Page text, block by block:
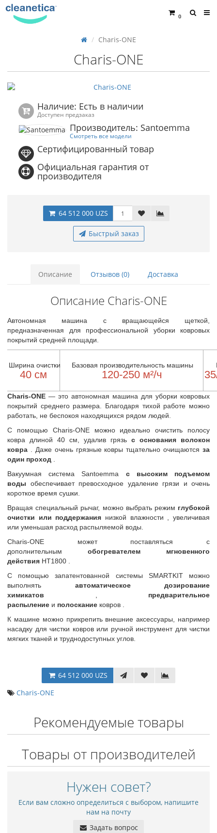
0
Charis-ONE
Charis-ONE
Наличие: Есть в наличии
Доступен предзаказ
Производитель: Santoemma
Смотреть все модели
Сертифицированный товар
Официальная гарантия от
производителя
64 512 000 UZS
Быстрый заказ
Описание Отзывов (0) Доставка
Описание Charis-ONE
Автономная машина с вращающейся щеткой,
предназначенная для профессиональной уборки ковровых
покрытий средней площади.
Ширина очистки
40 см
Базовая производительность машины
120-250 м²/ч
Charis-ONE — это автономная машина для уборки ковровых
покрытий среднего размера. Благодаря тихой работе можно
работать, не беспокоя находящихся рядом людей.
С помощью Charis-ONE можно идеально очистить полосу
ковра длиной 40 см, удалив грязь с основания волокон
ковра . Даже очень грязные ковры тщательно очищаются за
один проход
Вакуумная система Santoemma с высоким подъемом
воды обеспечивает превосходное удаление грязи и очень
короткое время сушки.
Вращая специальный рычаг, можно выбрать режим глубокой
очистки или поддержания низкой влажности , увеличивая
или уменьшая расход распыляемой воды.
Charis-ONE может поставляться с
дополнительным обогревателем мгновенного
действия HT1800 .
С помощью запатентованной системы SMARTKIT можно
выполнять автоматическое дозирование
химикатов
предварительное
распыление и полоскание ковров .
К машине можно прикрепить внешние аксессуары, например
насадку для чистки ковров или ручной инструмент для чистки
мягких тканей и труднодоступных углов.
64 512 000 UZS
Charis-ONE
Рекомендуемые товары
Товары от производителей
Нужен совет?
Если вам сложно определиться с выбором, напишите
нам на почту
Задать вопрос